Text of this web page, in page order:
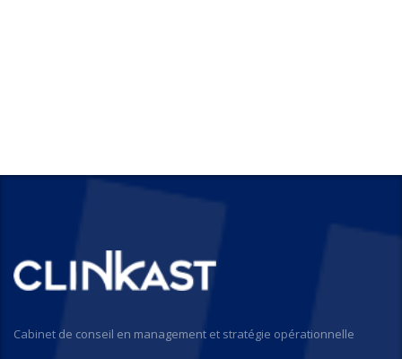
Cabinet de conseil en management et stratégie opérationnelle